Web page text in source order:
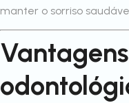
manter o sorriso